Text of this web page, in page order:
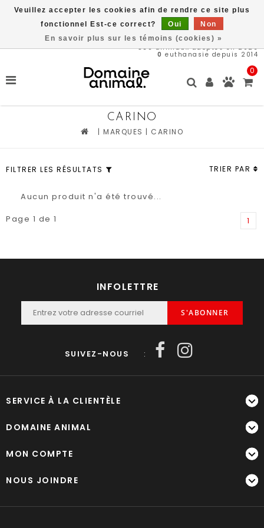
569animaux adoptés en 2026
0 euthanasie depuis 2014
0
CARINO
|MARQUES | CARINO
FILTRER LES RÉSULTATS TRIER PAR
Aucun produit n'a été trouvé...
Page 1 de 1
1
INFOLETTRE
S'ABONNER
SUIVEZ-NOUS :
SERVICE À LA CLIENTÈLE
DOMAINE ANIMAL
MON COMPTE
NOUS JOINDRE
Veuillez accepter les cookies afin de rendre ce site plus
fonctionnel Est-ce correct?
Oui
Non
En savoir plus sur les témoins (cookies) »
Livraison gratuite à partir de 89$*